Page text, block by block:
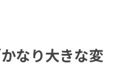
なり大きな変